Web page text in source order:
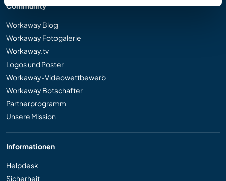
Community
Workaway Blog
Workaway Fotogalerie
Workaway.tv
Logos und Poster
Workaway-Videowettbewerb
Workaway Botschafter
Partnerprogramm
Unsere Mission
Informationen
Helpdesk
Sicherheit